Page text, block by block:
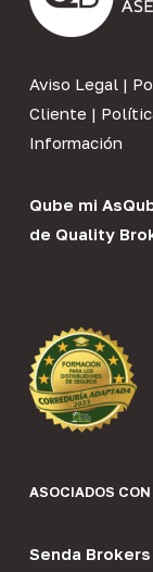
Aviso Legal|
Cliente |
Información
Qube mi As
de Quality
ASOCIADOS CON
Senda Brokers